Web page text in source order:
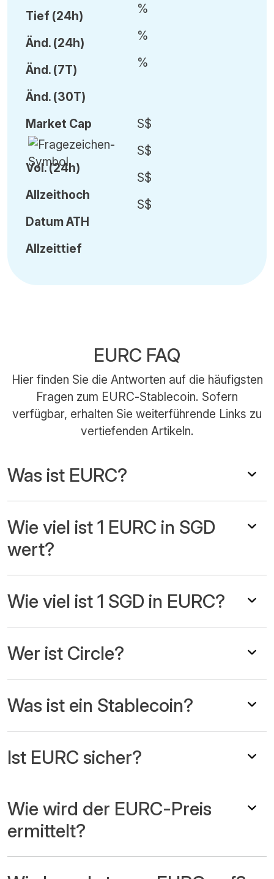
Tief (24h)
Änd. (24h)
Änd. (7T)
Änd. (30T)
%
%
%
Market Cap
Vol.(24h)
Allzeithoch
DatumATH
Allzeittief
S$
S$
S$
S$
EURC FAQ
Hier finden Sie die Antworten auf die häufigsten
Fragen zum EURC-Stablecoin. Sofern
verfügbar, erhalten Sie weiterführende Links zu
vertiefenden Artikeln.
Was ist EURC?
Wie viel ist 1 EURC in SGD
wert?
Wie viel ist 1 SGD in EURC?
Wer ist Circle?
Was ist ein Stablecoin?
Ist EURC sicher?
Wie wird der EURC-Preis
ermittelt?